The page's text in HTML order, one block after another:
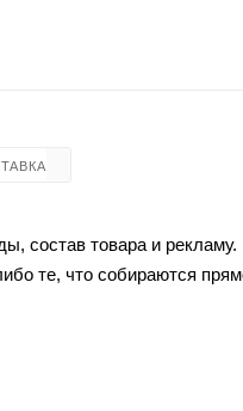
состав товара и рекламу.
те, что собираются